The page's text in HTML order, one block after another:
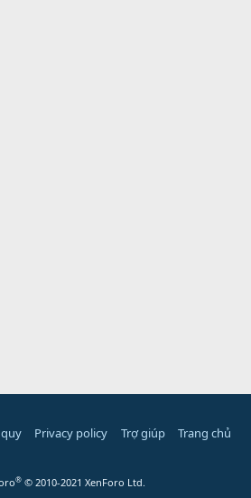
Privacy policy Trợ giúp Trang chủ
® © 2010-2021 XenForo Ltd.